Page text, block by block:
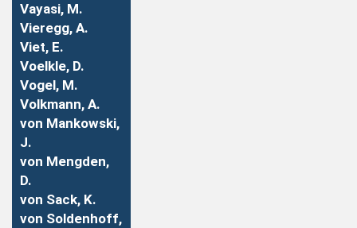
Vayasi, M.
Vieregg, A.
Viet, E.
Voelkle, D.
Vogel, M.
Volkmann, A.
von Mankowski,
J.
von Mengden,
D.
von Sack, K.
von Soldenhoff,